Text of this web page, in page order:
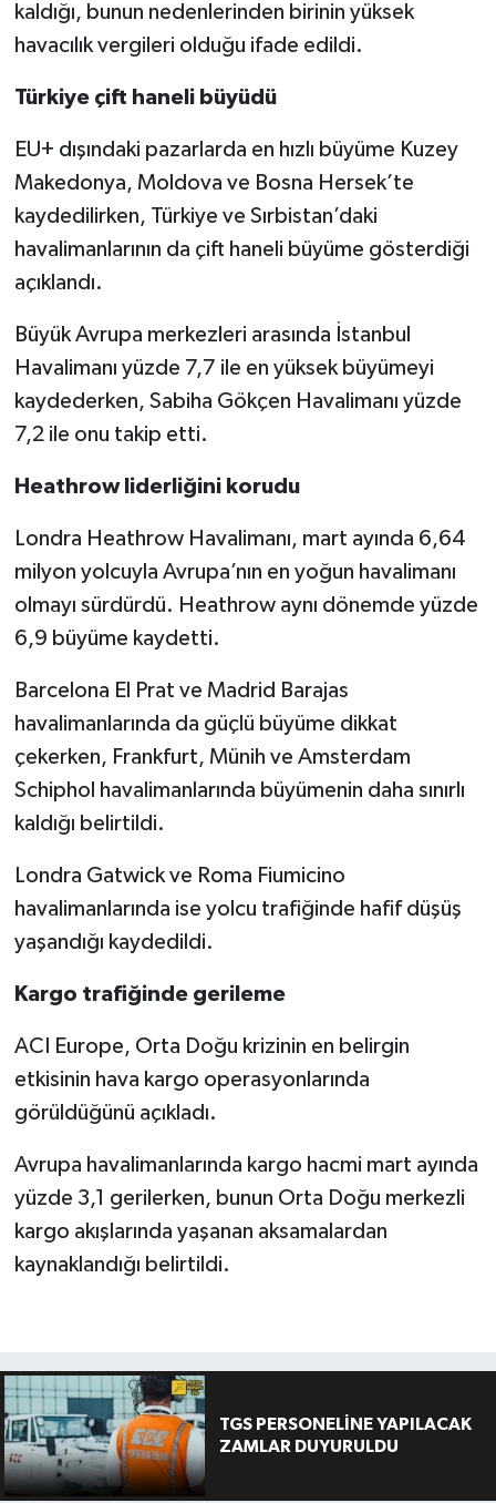
kaldığı, bunun nedenlerinden birinin yüksek
havacılık vergileri olduğu ifade edildi.
Türkiye çift haneli büyüdü
EU+ dışındaki pazarlarda en hızlı büyüme Kuzey
Makedonya, Moldova ve Bosna Hersek’te
kaydedilirken, Türkiye ve Sırbistan’daki
havalimanlarının da çift haneli büyüme gösterdiği
açıklandı.
Büyük Avrupa merkezleri arasında İstanbul
Havalimanı yüzde 7,7 ile en yüksek büyümeyi
kaydederken, Sabiha Gökçen Havalimanı yüzde
7,2 ile onu takip etti.
Heathrow liderliğini korudu
Londra Heathrow Havalimanı, mart ayında 6,64
milyon yolcuyla Avrupa’nın en yoğun havalimanı
olmayı sürdürdü. Heathrow aynı dönemde yüzde
6,9 büyüme kaydetti.
Barcelona El Prat ve Madrid Barajas
havalimanlarında da güçlü büyüme dikkat
çekerken, Frankfurt, Münih ve Amsterdam
Schiphol havalimanlarında büyümenin daha sınırlı
kaldığı belirtildi.
Londra Gatwick ve Roma Fiumicino
havalimanlarında ise yolcu trafiğinde hafif düşüş
yaşandığı kaydedildi.
Kargo trafiğinde gerileme
ACI Europe, Orta Doğu krizinin en belirgin
etkisinin hava kargo operasyonlarında
görüldüğünü açıkladı.
Avrupa havalimanlarında kargo hacmi mart ayında
yüzde 3,1 gerilerken, bunun Orta Doğu merkezli
kargo akışlarında yaşanan aksamalardan
kaynaklandığı belirtildi.
TGS PERSONELİNE YAPILACAK
ZAMLAR DUYURULDU